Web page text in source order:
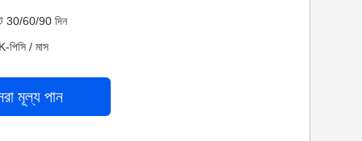
30/60/90 দিন
পিসি / মাস
মূল্য পান